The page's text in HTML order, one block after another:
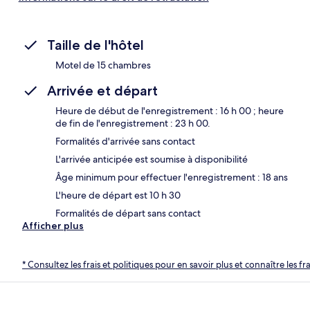
Taille de l'hôtel
Motel de 15 chambres
Arrivée et départ
Heure de début de l'enregistrement : 16 h 00 ; heure
de fin de l'enregistrement : 23 h 00.
Formalités d'arrivée sans contact
L'arrivée anticipée est soumise à disponibilité
Âge minimum pour effectuer l'enregistrement : 18 ans
L'heure de départ est 10 h 30
Formalités de départ sans contact
Afficher plus
* Consultez les frais et politiques pour en savoir plus et connaître les